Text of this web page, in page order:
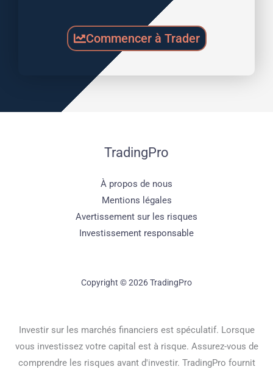
Commencer à Trader
TradingPro
À propos de nous
Mentions légales
Avertissement sur les risques
Investissement responsable
Copyright © 2026 TradingPro
Investir sur les marchés financiers est spéculatif. Lorsque
vous investissez votre capital est à risque. Assurez-vous de
comprendre les risques avant d'investir. TradingPro fournit